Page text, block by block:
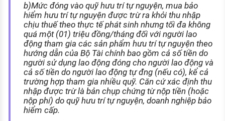
b)Mức đóng vào quỹ hưu trí tự nguyện, mua bảo
hiểm hưu trí tự nguyện được trừ ra khỏi thu nhập
chịu thuế theo thực tế phát sinh nhưng tối đa không
quá một (01) triệu đồng/tháng đối với người lao
động tham gia các sản phẩm hưu trí tự nguyện theo
hướng dẫn của Bộ Tài chính bao gồm cả số tiền do
người sử dụng lao động đóng cho người lao động và
cả số tiền do người lao động tự đng (nếu có), kể cả
trường hợp tham gia nhiều quỹ. Căn cứ xác định thu
nhập được trừ là bản chụp chứng từ nộp tiền (hoặc
nộp phí) do quỹ hưu trí tự nguyện, doanh nghiệp bảo
hiểm cấp.